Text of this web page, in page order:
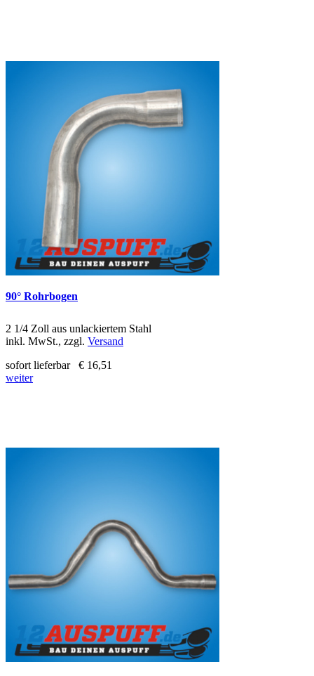
90° Rohrbogen
2 1/4 Zoll aus unlackiertem Stahl
inkl. MwSt., zzgl. Versand
sofort lieferbar
€ 16,51
weiter